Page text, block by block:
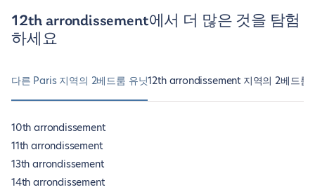
12th arrondissement에서 더 많은 것을 탐험
하세요
다른 Paris 지역의 2베드룸 유닛12th arrondissement 지역의 2베드룸
10th arrondissement
11th arrondissement
13th arrondissement
14th arrondissement